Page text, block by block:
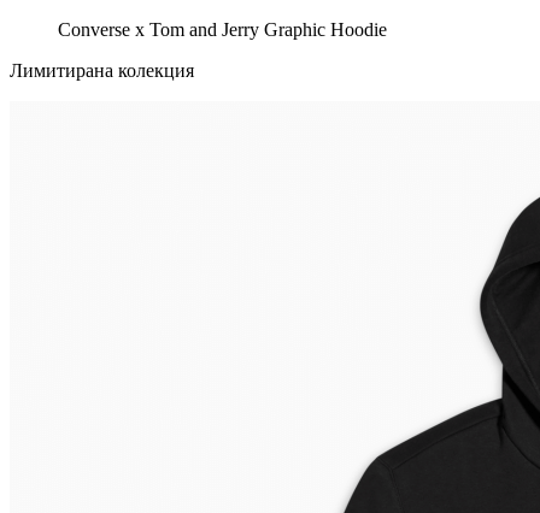
Converse x Tom and Jerry Graphic Hoodie
Лимитирана колекция